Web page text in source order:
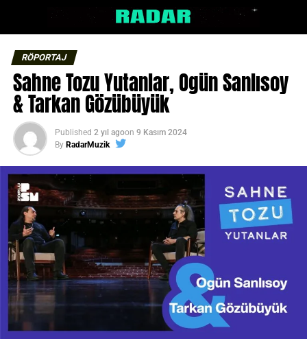
RÖPORTAJ
Sahne Tozu Yutanlar, Ogün Sanlısoy
& Tarkan Gözübüyük
Published 2 yıl agoon 9 Kasım 2024
By RadarMuzik